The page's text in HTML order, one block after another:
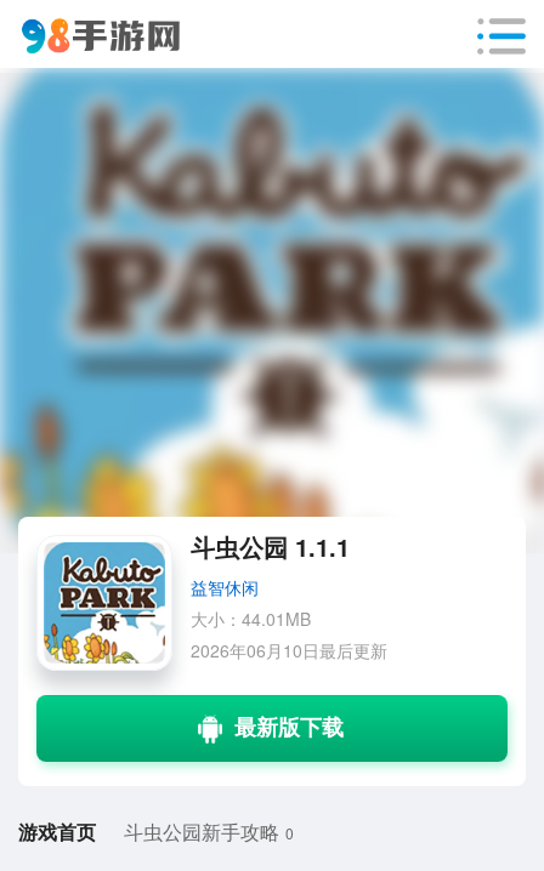
斗虫公园 1.1.1
益智休闲
大小：44.01MB
2026年06月10日最后更新
游戏首页 斗虫公园新手攻略 0